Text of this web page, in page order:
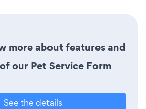
more about features and
our Pet Service Form
See the details